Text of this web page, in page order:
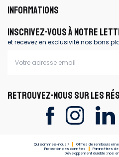
INFORMATIONS
INSCRIVEZ-VOUS À NOTRE
et recevez en exclusivité nos bons
RETROUVEZ-NOUS SUR LES
Qui sommes-nous ? Offres de
Protection des données
Paramètres
Développement durable : nos